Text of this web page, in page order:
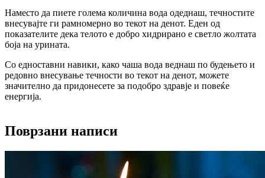
Наместо да пиете голема количина вода одеднаш, течностите
внесувајте ги рамномерно во текот на денот. Еден од
показателите дека телото е добро хидрирано е светло жолтата
боја на урината.
Со едноставни навики, како чаша вода веднаш по будењето и
редовно внесување течности во текот на денот, можете
значително да придонесете за подобро здравје и повеќе
енергија.
Поврзани написи